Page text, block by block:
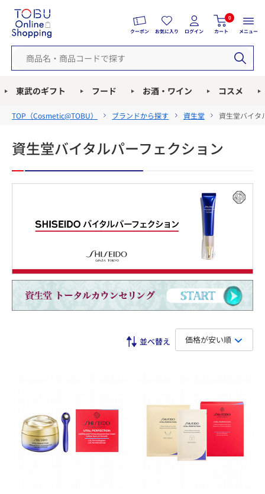
クーポン お気に入り ログイン
0
カート メニュー
東武のギフト フード お酒・ワイン コスメ
TOP（Cosmetic@TOBU） ブランドから探す 資生堂 資生堂バイタ
資生堂バイタルパーフェクション
価格が安い順